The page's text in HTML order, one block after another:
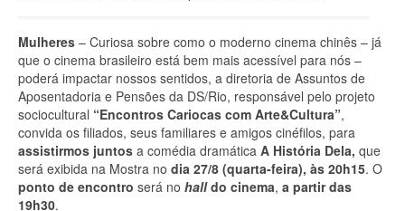
Mulheres – Curiosa sobre como o moderno cinema chinês – já
que o cinema brasileiro está bem mais acessível para nós –
poderá impactar nossos sentidos, a diretoria de Assuntos de
Aposentadoria e Pensões da DS/Rio, responsável pelo projeto
sociocultural “Encontros Cariocas com Arte&Cultura”,
convida os filiados, seus familiares e amigos cinéfilos, para
assistirmos juntos a comédia dramática A História Dela, que
será exibida na Mostra no dia 27/8 (quarta-feira), às 20h15. O
ponto de encontro será no halldo cinema, a partir das
19h30.